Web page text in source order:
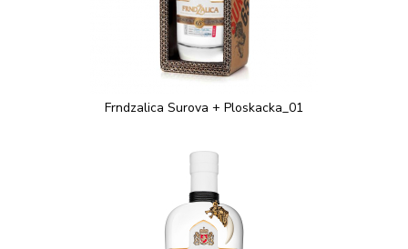
Frndzalica Surova + Ploskacka_01